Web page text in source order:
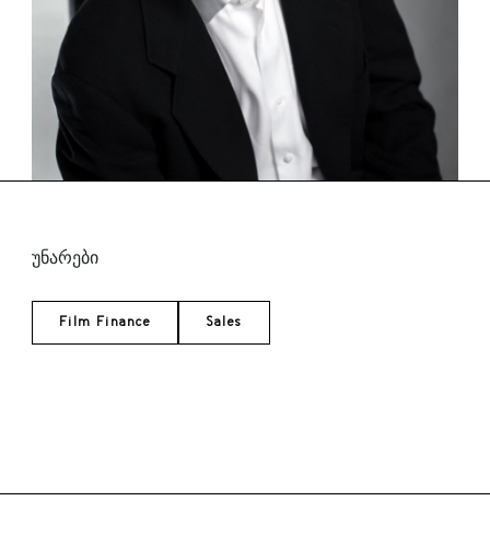
ფილმის ფინანსები და გაყიდვები
კინოპროდუსერი და &bdquo;არქლაით
ფილმზის&ldquo; შესყიდვების ხელმძღვანელი
თითქმის ათი წლის განმავლობაში. ACA/CTA
და ფინანსური, იურიდიული და საბუღალტრო
მ...
უნარები
Film Finance Sales